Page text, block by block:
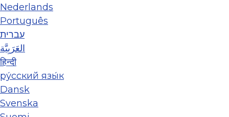
Nederlands
Português
עברית
العَرَبِيَّة
हिन्दी
ру́сский язы́к
Dansk
Svenska